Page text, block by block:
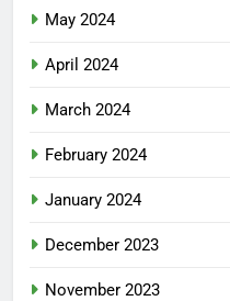
May 2024
April 2024
March 2024
February 2024
January 2024
December 2023
November 2023